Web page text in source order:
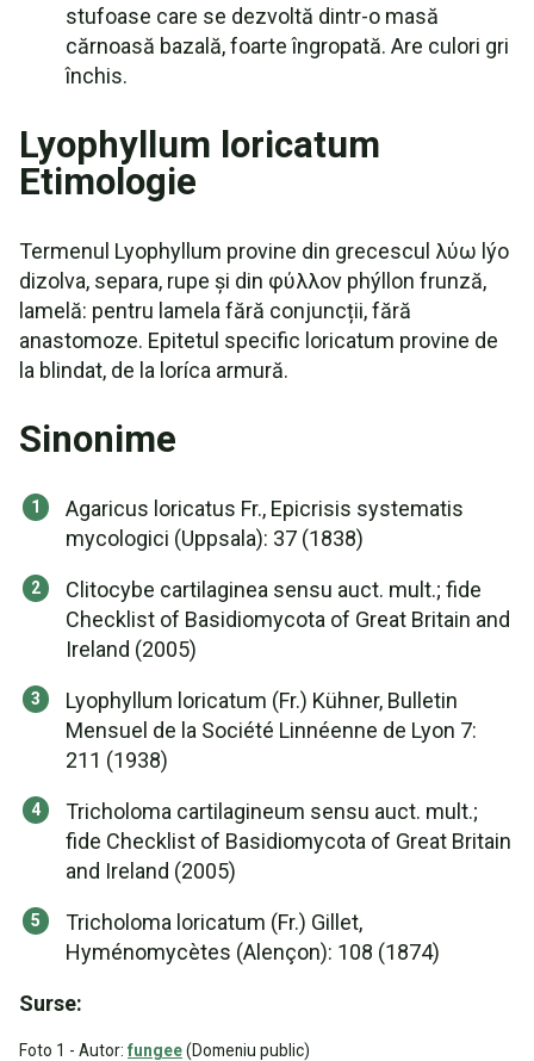
stufoase care se dezvoltă dintr-o masă
cărnoasă bazală, foarte îngropată. Are culori gri
închis.
Lyophyllum loricatum
Etimologie
Termenul Lyophyllum provine din grecescul λύω lýo
dizolva, separa, rupe și din φύλλον phýllon frunză,
lamelă: pentru lamela fără conjuncții, fără
anastomoze. Epitetul specific loricatum provine de
la blindat, de la loríca armură.
Sinonime
Agaricus loricatus Fr., Epicrisis systematis
mycologici (Uppsala): 37 (1838)
Clitocybe cartilaginea sensu auct. mult.; fide
Checklist of Basidiomycota of Great Britain and
Ireland (2005)
Lyophyllum loricatum (Fr.) Kühner, Bulletin
Mensuel de la Société Linnéenne de Lyon 7:
211 (1938)
Tricholoma cartilagineum sensu auct. mult.;
fide Checklist of Basidiomycota of Great Britain
and Ireland (2005)
Tricholoma loricatum (Fr.) Gillet,
Hyménomycètes (Alençon): 108 (1874)
Surse:
Foto 1 - Autor: fungee(Domeniu public)